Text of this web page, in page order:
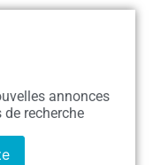
annonces
recherche